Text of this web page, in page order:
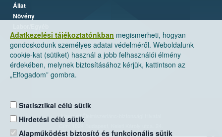
Adatkezelési tájékoztatónkban megismerheti, hogyan
gondoskodunk személyes adatai védelméről. Weboldalunk
cookie-kat (sütiket) használ a jobb felhasználói élmény
érdekében, melynek biztosításához kérjük, kattintson az
„Elfogadom” gombra.
Statisztikai célú sütik
Hirdetési célú sütik
Alapműködést biztosító és funkcionális sütik
Állat
Növény
Nemzeti Élelmiszerlánc-biztonsági Hivatal
Levelezési cím: 1525 Budapest. Pf. 30.